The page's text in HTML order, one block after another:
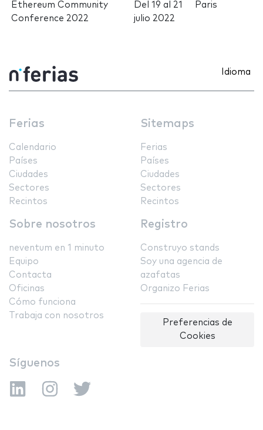
Ethereum Community
Conference 2022
Del19 al 21
julio 2022
Paris
Idioma
Ferias
Calendario
Países
Ciudades
Sectores
Recintos
Sitemaps
Ferias
Países
Ciudades
Sectores
Recintos
Sobre nosotros
neventum en 1 minuto
Equipo
Contacta
Oficinas
Cómo funciona
Trabaja con nosotros
Registro
Construyo stands
Soy una agencia de
azafatas
Organizo Ferias
Preferencias de
Cookies
Síguenos